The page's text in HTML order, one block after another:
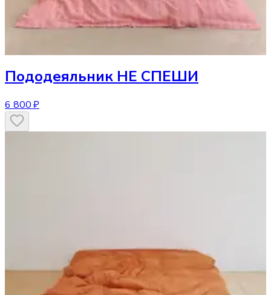
Пододеяльник НЕ СПЕШИ
6 800 ₽